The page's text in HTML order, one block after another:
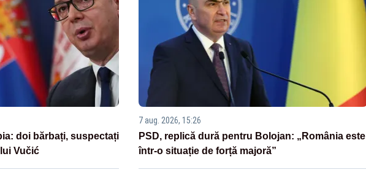
doi bărbați, suspectați
Vučić
7 aug. 2026, 15:26
PSD, replică dură pentru Bolojan: „România este
într-o situație de forță majoră”